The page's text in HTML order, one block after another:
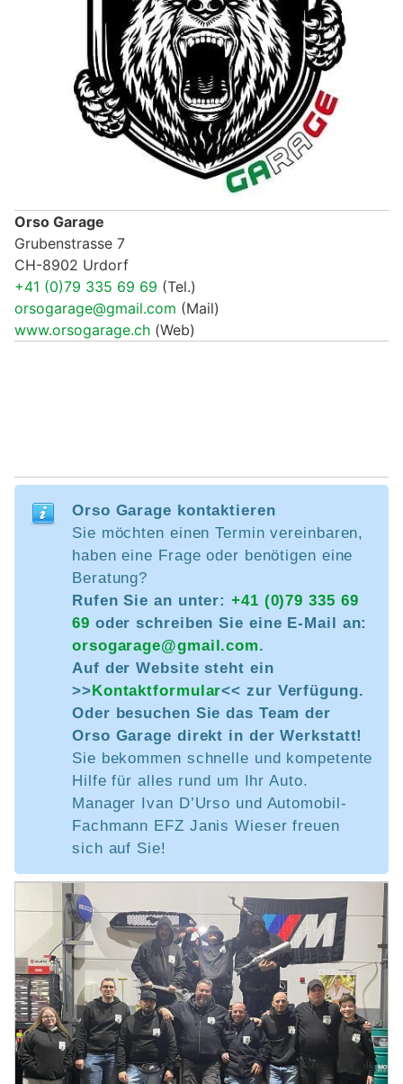
Orso Garage
Grubenstrasse 7
CH-8902 Urdorf
+41 (0)79 335 69 69 (Tel.)
orsogarage@gmail.com (Mail)
www.orsogarage.ch (Web)
Orso Garage kontaktieren
Sie möchten einen Termin vereinbaren,
haben eine Frage oder benötigen eine
Beratung?
Rufen Sie an unter: +41 (0)79 335 69
69 oder schreiben Sie eine E-Mail an:
orsogarage@gmail.com.
Auf der Website steht ein
>>Kontaktformular<< zur Verfügung.
Oder besuchen Sie das Team der
Orso Garage direkt in der Werkstatt!
Sie bekommen schnelle und kompetente
Hilfe für alles rund um Ihr Auto.
Manager Ivan D’Urso und Automobil-
Fachmann EFZ Janis Wieser freuen
sich auf Sie!